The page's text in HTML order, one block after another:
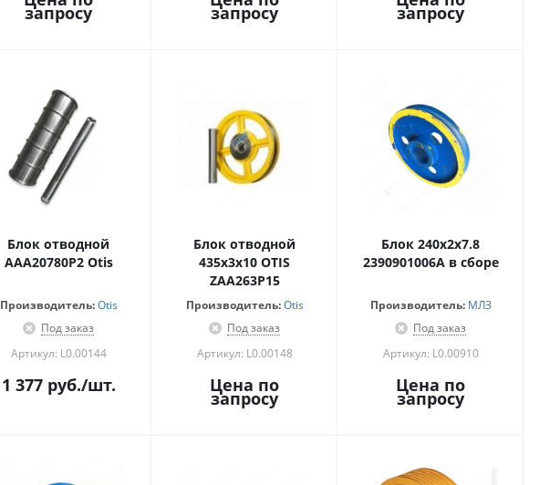
запросу запросу запросу
Блок отводной
AAA20780P2 Otis
Производитель: Otis
Под заказ
Артикул: L0.00144
1 377руб./шт.
Блок отводной
435х3х10 OTIS
ZAA263P15
Производитель: Otis
Под заказ
Артикул: L0.00148
Цена по
запросу
Блок 240х2х7.8
2390901006А в сборе
Производитель: МЛЗ
Под заказ
Артикул: L0.00910
Цена по
запросу